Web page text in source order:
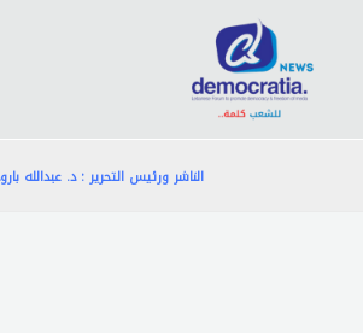
المحتوى
الناشر ورئيس التحرير : د. عبدالله